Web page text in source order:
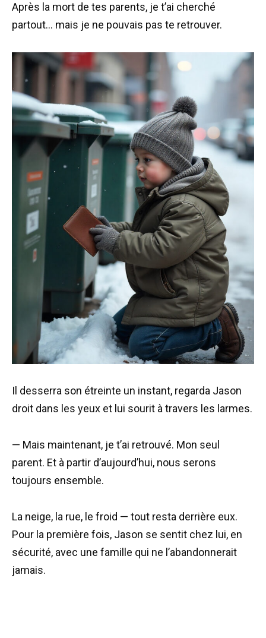
Après la mort de tes parents, je t’ai cherché
partout… mais je ne pouvais pas te retrouver.
Il desserra son étreinte un instant, regarda Jason
droit dans les yeux et lui sourit à travers les larmes.
— Mais maintenant, je t’ai retrouvé. Mon seul
parent. Et à partir d’aujourd’hui, nous serons
toujours ensemble.
La neige, la rue, le froid — tout resta derrière eux.
Pour la première fois, Jason se sentit chez lui, en
sécurité, avec une famille qui ne l’abandonnerait
jamais.